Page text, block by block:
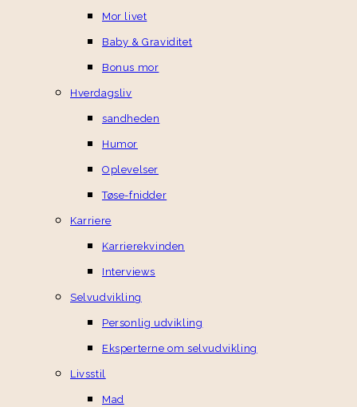
Mor livet
Baby & Graviditet
Bonus mor
Hverdagsliv
sandheden
Humor
Oplevelser
Tøse-fnidder
Karriere
Karrierekvinden
Interviews
Selvudvikling
Personlig udvikling
Eksperterne om selvudvikling
Livsstil
Mad